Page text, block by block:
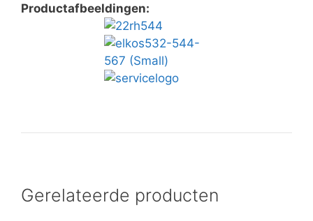
Productafbeeldingen:
Gerelateerde producten